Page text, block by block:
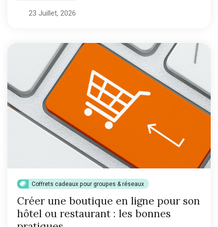
23 Juillet, 2026
Coffrets cadeaux pour groupes & réseaux
Créer une boutique en ligne pour son
hôtel ou restaurant : les bonnes